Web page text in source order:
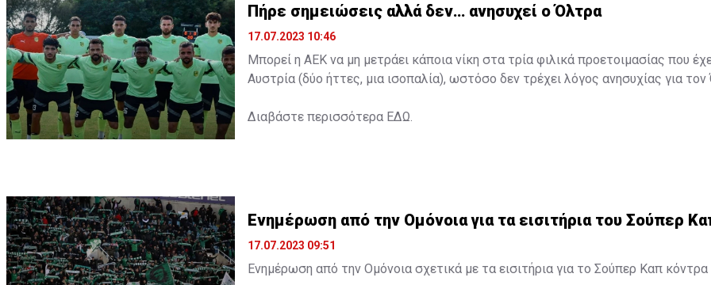
Πήρε σημειώσεις αλλά δεν… ανησυχεί ο Όλτρα
17.07.2023 10:46
Μπορεί η ΑΕΚ να μη μετράει κάποια νίκη στα τρία φιλικά προετοιμασίας που
Αυστρία (δύο ήττες, μια ισοπαλία), ωστόσο δεν τρέχει λόγος ανησυχίας για τον
Διαβάστε περισσότερα ΕΔΩ
Ενημέρωση από την Ομόνοια για τα εισιτήρια του Σούπερ
17.07.2023 09:51
Ενημέρωση από την Ομόνοια σχετικά με τα εισιτήρια για το Σούπερ Καπ κόντρα